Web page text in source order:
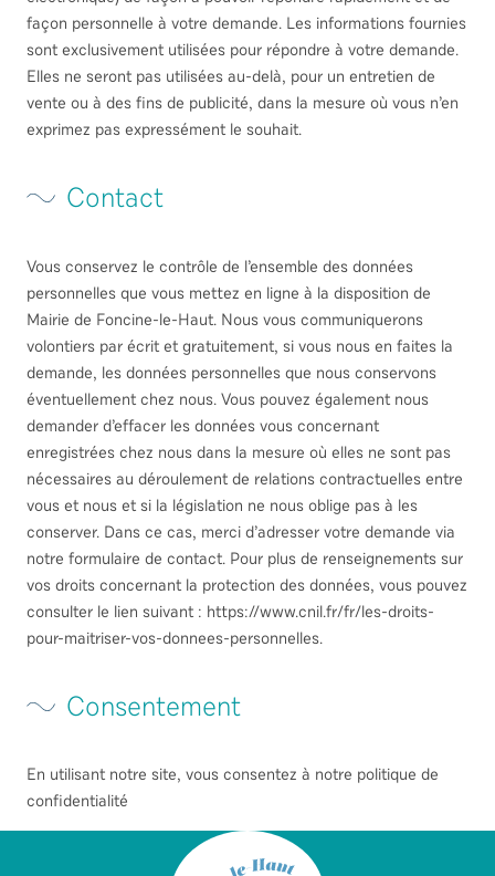
façon personnelle à votre demande. Les informations fournies
sont exclusivement utilisées pour répondre à votre demande.
Elles ne seront pas utilisées au-delà, pour un entretien de
vente ou à des fins de publicité, dans la mesure où vous n’en
exprimez pas expressément le souhait.
Contact
Vous conservez le contrôle de l’ensemble des données
personnelles que vous mettez en ligne à la disposition de
Mairie de Foncine-le-Haut. Nous vous communiquerons
volontiers par écrit et gratuitement, si vous nous en faites la
demande, les données personnelles que nous conservons
éventuellement chez nous. Vous pouvez également nous
demander d’effacer les données vous concernant
enregistrées chez nous dans la mesure où elles ne sont pas
nécessaires au déroulement de relations contractuelles entre
vous et nous et si la législation ne nous oblige pas à les
conserver. Dans ce cas, merci d’adresser votre demande via
notre formulaire de contact. Pour plus de renseignements sur
vos droits concernant la protection des données, vous pouvez
consulter le lien suivant : https://www.cnil.fr/fr/les-droits-
pour-maitriser-vos-donnees-personnelles.
Consentement
En utilisant notre site, vous consentez à notre politique de
confidentialité